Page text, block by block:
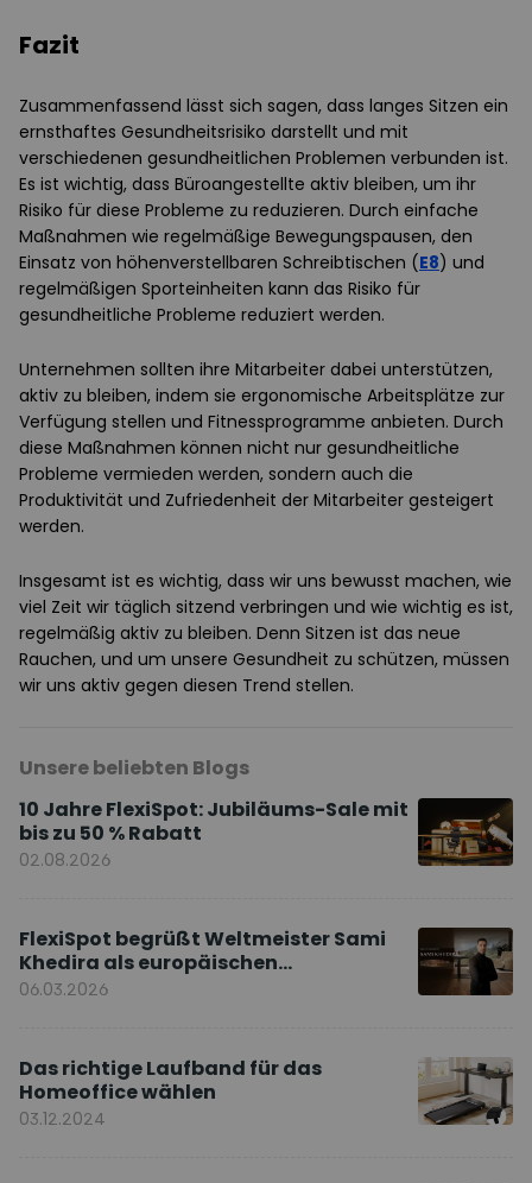
Fazit
Zusammenfassend lässt sich sagen, dass langes Sitzen ein
ernsthaftes Gesundheitsrisiko darstellt und mit
verschiedenen gesundheitlichen Problemen verbunden ist.
Es ist wichtig, dass Büroangestellte aktiv bleiben, um ihr
Risiko für diese Probleme zu reduzieren. Durch einfache
Maßnahmen wie regelmäßige Bewegungspausen, den
Einsatz von höhenverstellbaren Schreibtischen (E8) und
regelmäßigen Sporteinheiten kann das Risiko für
gesundheitliche Probleme reduziert werden.
Unternehmen sollten ihre Mitarbeiter dabei unterstützen,
aktiv zu bleiben, indem sie ergonomische Arbeitsplätze zur
Verfügung stellen und Fitnessprogramme anbieten. Durch
diese Maßnahmen können nicht nur gesundheitliche
Probleme vermieden werden, sondern auch die
Produktivität und Zufriedenheit der Mitarbeiter gesteigert
werden.
Insgesamt ist es wichtig, dass wir uns bewusst machen, wie
viel Zeit wir täglich sitzend verbringen und wie wichtig es ist,
regelmäßig aktiv zu bleiben. Denn Sitzen ist das neue
Rauchen, und um unsere Gesundheit zu schützen, müssen
wir uns aktiv gegen diesen Trend stellen.
Unsere beliebten Blogs
10 Jahre FlexiSpot: Jubiläums-Sale mit
bis zu 50 % Rabatt
02.08.2026
FlexiSpot begrüßt Weltmeister Sami
Khedira als europäischen
Markenbotschafter
06.03.2026
Das richtige Laufband für das
Homeoffice wählen
03.12.2024